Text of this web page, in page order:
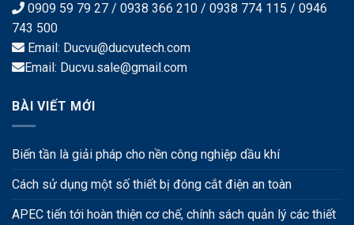
0909 59 79 27 / 0938 366 210 / 0938 774 115 / 0946
743 500
Email: Ducvu@ducvutech.com
Email: Ducvu.sale@gmail.com
BÀI VIẾT MỚI
Biến tần là giải pháp cho nền công nghiệp dầu khí
Cách sử dụng một số thiết bị đóng cắt điện an toàn
APEC tiến tới hoàn thiện cơ chế, chính sách quản lý các thiết